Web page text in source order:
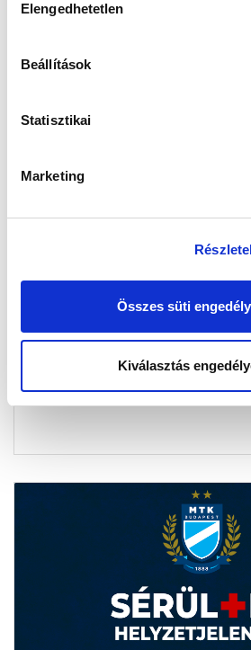
kiválasztása
Elengedhetetlen
Beállítások
Statisztikai
Marketing
Összes süti
Kiválasztás
HELYZETJELENTÉS A
2025-01-09 08:48:51